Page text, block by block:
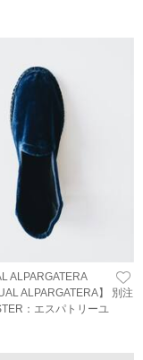
ALPARGATERA
ALPARGATERA】 別注
：エスパトリーユ